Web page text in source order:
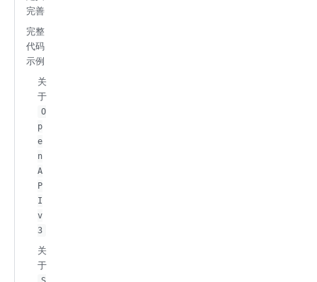
完善
完整
代码
示例
关
于
O
p
e
n
A
P
I
v
3
关
于